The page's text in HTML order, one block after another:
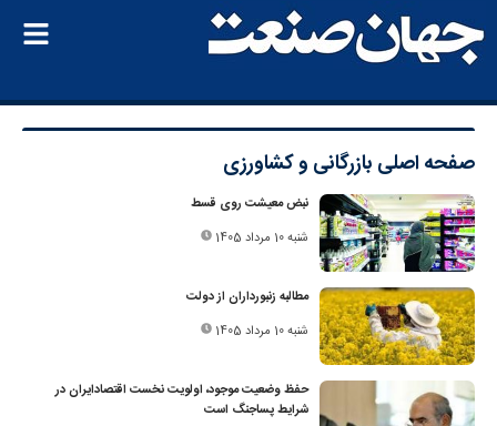
صفحه اصلی بازرگانی و کشاورزی
نبض معیشت روی قسط
شنبه 10 مرداد 1405
مطالبه زنبورداران از دولت
شنبه 10 مرداد 1405
حفظ وضعیت موجود، اولویت نخست اقتصادایران در
شرایط پساجنگ است